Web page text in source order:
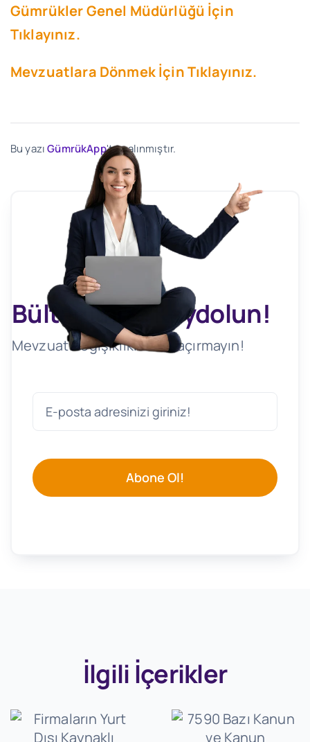
Gümrükler Genel Müdürlüğü İçin
Tıklayınız.
Mevzuatlara Dönmek İçin Tıklayınız.
Bu yazıGümrükApp'ten alınmıştır.
Bültenimize Kaydolun!
Mevzuat Değişikliklerini Kaçırmayın!
Abone Ol!
İlgili İçerikler